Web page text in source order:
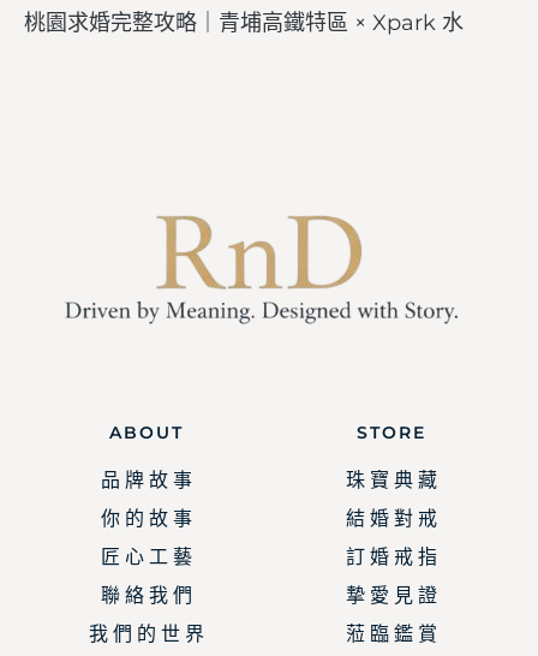
桃園求婚完整攻略｜青埔高鐵特區 × Xpark 水
ABOUT
品 牌 故 事
你 的 故 事
匠 心 工 藝
聯 絡 我 們
我 們 的 世 界
STORE
珠 寶 典 藏
結 婚 對 戒
訂 婚 戒 指
摯 愛 見 證
蒞 臨 鑑 賞